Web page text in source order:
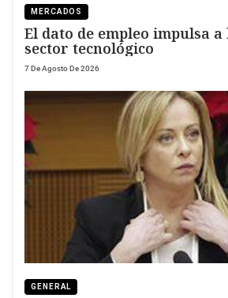
MERCADOS
El dato de empleo impulsa a
sector tecnológico
7 De Agosto De 2026
GENERAL